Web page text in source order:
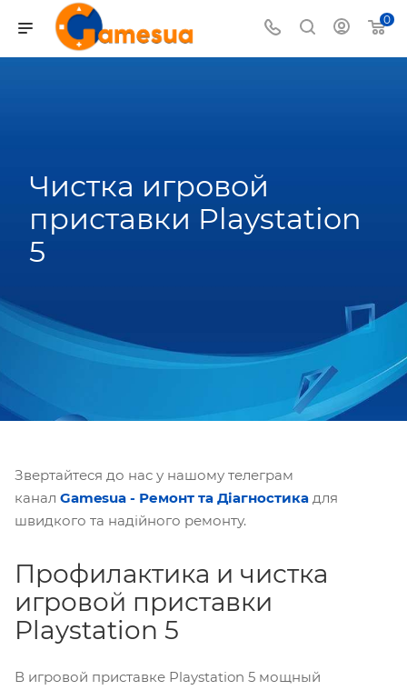
0
Чистка игровой
приставки Playstation
5
Звертайтеся до нас у нашому телеграм
канал Gamesua - Ремонт та Діагностика для
швидкого та надійного ремонту.
Профилактика и чистка
игровой приставки
Playstation 5
В игровой приставке Playstation 5 мощный